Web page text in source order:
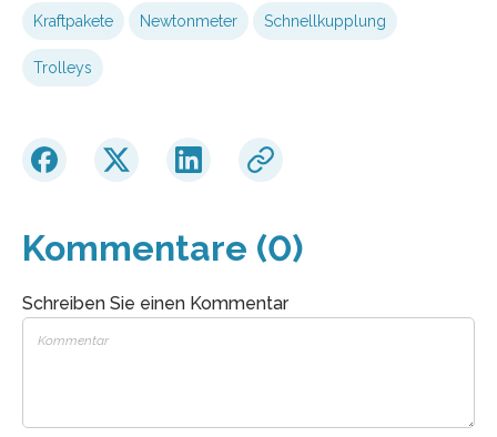
Kraftpakete Newtonmeter Schnellkupplung
Trolleys
Kommentare (0)
Schreiben Sie einen Kommentar